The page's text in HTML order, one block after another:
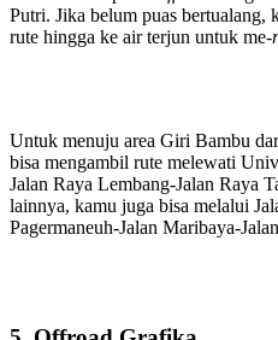
Putri. Jika belum puas bertualang,
rute hingga ke air terjun untuk me-
Untuk menuju area Giri Bambu
bisa mengambil rute melewati
Jalan Raya Lembang-Jalan Raya
lainnya, kamu juga bisa melalui
Pagermaneuh-Jalan Maribaya-